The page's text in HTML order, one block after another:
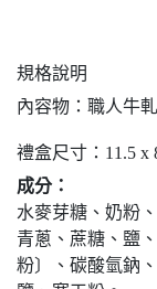
規格說明
內容物：職人牛
禮盒尺寸：11.5 x
成分：
水麥芽糖、奶粉
青蔥、蔗糖、鹽
粉〕、碳酸氫鈉